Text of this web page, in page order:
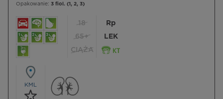
Opakowanie: 3 fiol. (1, 2, 3)
18
65+
CIĄŻA
Rp
LEK
KML